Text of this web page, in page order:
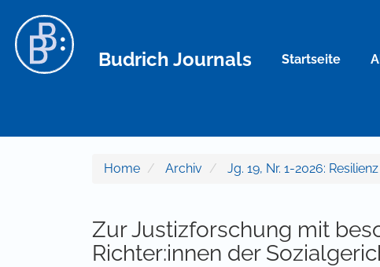
Hauptinhalt
Sidebar
Budrich Journals Startseite
Home Archiv Jg. 19, Nr. 1-2026:
Zur Justizforschung mit
Richter:innen der